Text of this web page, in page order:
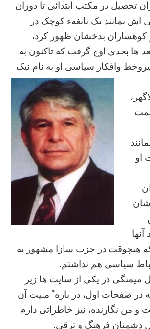
تحصیل در مکتب ابتدائی تا دوران
اش بمانند یک نابغهء کوچک در
کوهساران بدخشان ظهور کرد،
ها بحدی اوج گرفت که تاکنون به
وافکار سیاسی او به نام نیک
او
شان
آنها
هیچوقت در حزب سازا مشهور به
سیاسی هم نداشتم.
میمنگی در یکی از سایت ها زیر
در صفحات اول، در باره ملیت آن
و من نگارنده، نیز خاطراتی دارم
دشمنان فرهنگ و ترقی.